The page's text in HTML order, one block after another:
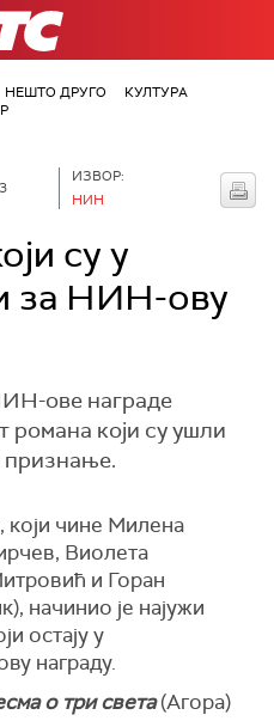
НЕШТО ДРУГО
КУЛТУРА
ИЗВОР:
НИН
су у
за НИН-ову
ове награде
романа који су ушли
признање.
који чине Милена
Виолета
и Горан
начинио је најужи
остају у
награду.
о три света (Агора)